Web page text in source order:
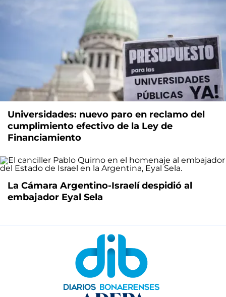
Universidades: nuevo paro en reclamo del
cumplimiento efectivo de la Ley de
Financiamiento
La Cámara Argentino-Israelí despidió al
embajador Eyal Sela